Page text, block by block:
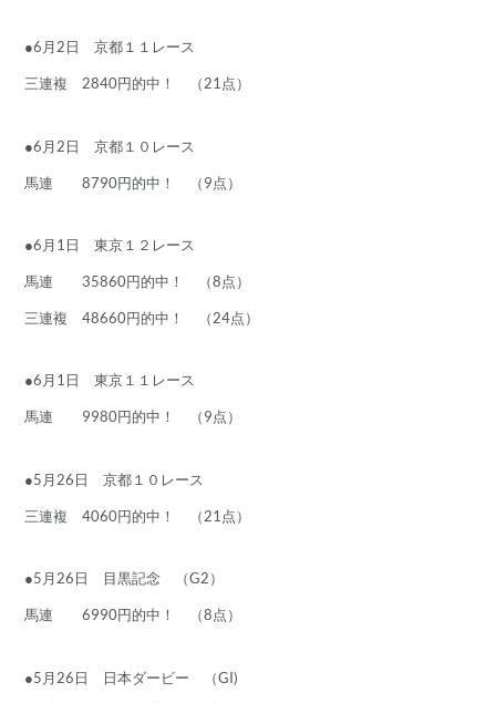
●6月2日 京都１１レース
三連複 2840円的中！ （21点）
●6月2日 京都１０レース
馬連 8790円的中！ （9点）
●6月1日 東京１２レース
馬連 35860円的中！ （8点）
三連複 48660円的中！ （24点）
●6月1日 東京１１レース
馬連 9980円的中！ （9点）
●5月26日 京都１０レース
三連複 4060円的中！ （21点）
●5月26日 目黒記念 （G2）
馬連 6990円的中！ （8点）
●5月26日 日本ダービー （GI)